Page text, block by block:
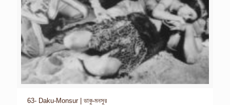
63- Daku-Monsur | ডাকু-মনসুর